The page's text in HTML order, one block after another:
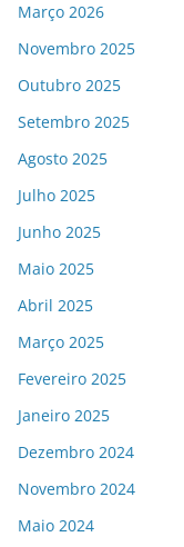
Março 2026
Novembro 2025
Outubro 2025
Setembro 2025
Agosto 2025
Julho 2025
Junho 2025
Maio 2025
Abril 2025
Março 2025
Fevereiro 2025
Janeiro 2025
Dezembro 2024
Novembro 2024
Maio 2024